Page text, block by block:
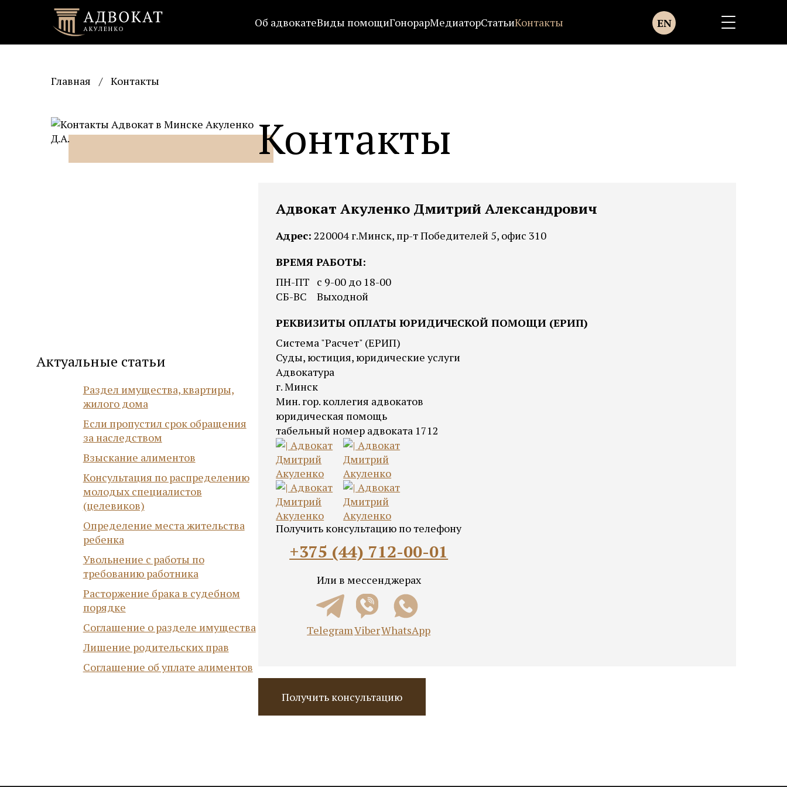
Об адвокатеВиды помощиГонорарМедиаторСтатьиКонтакты EN
Главная / Контакты
Актуальные статьи
Раздел имущества, квартиры,
жилого дома
Если пропустил срок обращения
за наследством
Взыскание алиментов
Консультация по распределению
молодых специалистов
(целевиков)
Определение места жительства
ребенка
Увольнение с работы по
требованию работника
Расторжение брака в судебном
порядке
Соглашение о разделе имущества
Лишение родительских прав
Соглашение об уплате алиментов
Контакты
Адвокат Акуленко Дмитрий Александрович
Адрес: 220004 г.Минск, пр-т Победителей 5, офис 310
ВРЕМЯ РАБОТЫ:
ПН-ПТ с 9-00 до 18-00
СБ-ВС
Выходной
РЕКВИЗИТЫ ОПЛАТЫ ЮРИДИЧЕСКОЙ ПОМОЩИ (ЕРИП)
Система "Расчет" (ЕРИП)
Суды, юстиция, юридические услуги
Адвокатура
г. Минск
Мин. гор. коллегия адвокатов
юридическая помощь
табельный номер адвоката 1712
Получить консультацию по телефону
+375 (44) 712-00-01
Или в мессенджерах
TelegramViberWhatsApp
Получить консультацию